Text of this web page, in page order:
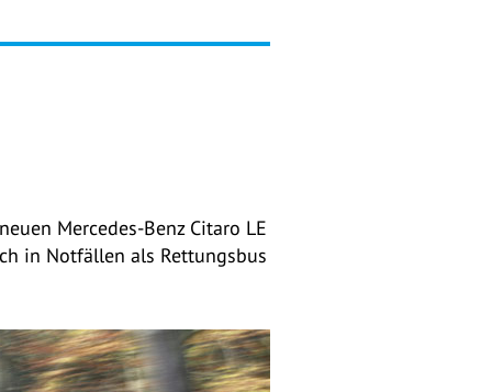
Mercedes-Benz Citaro LE
in Notfällen als Rettungsbus